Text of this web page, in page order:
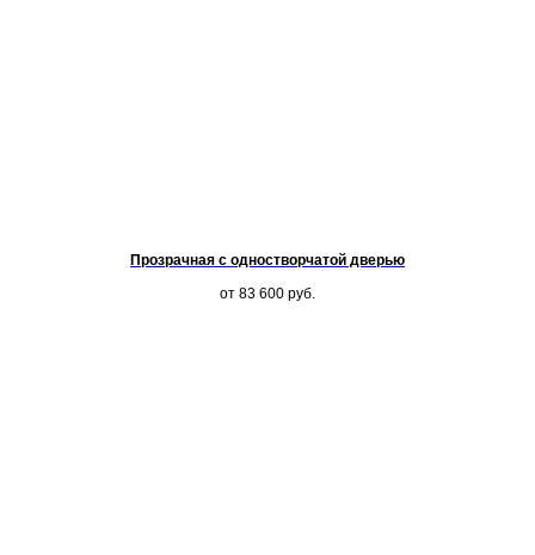
Прозрачная с одностворчатой дверью
от 83 600 руб.